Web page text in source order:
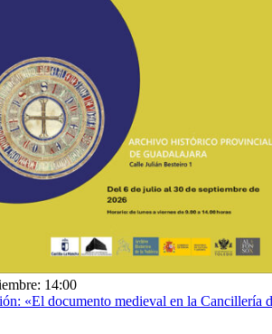
14:00
«El documento medieval en la Cancillería